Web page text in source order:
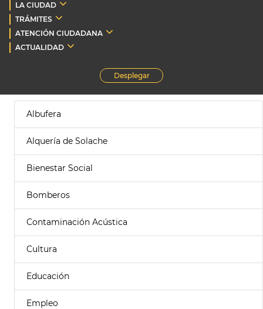
LA CIUDAD
TRÁMITES
ATENCIÓN CIUDADANA
ACTUALIDAD
Desplegar
Albufera
Alquería de Solache
Bienestar Social
Bomberos
Contaminación Acústica
Cultura
Educación
Empleo